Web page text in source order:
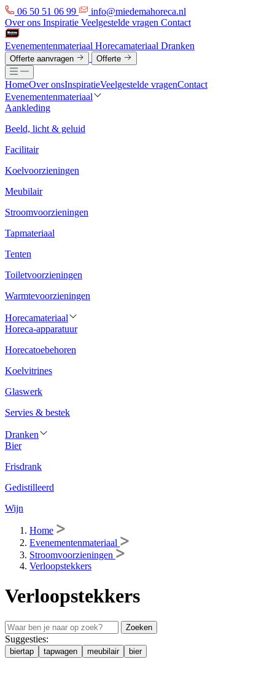
06 50 51 06 99
info@miedemahoreca.nl
Over ons Inspiratie Veelgestelde vragen Contact
Evenementenmateriaal Horecamateriaal Dranken
Offerte aanvragen Offerte
HomeOver onsInspiratieVeelgestelde vragenContact
Evenementenmateriaal
Aankleding
Beeld, licht & geluid
Facilitair
Koelvoorzieningen
Meubilair
Stroomvoorzieningen
Tapmateriaal
Tenten
Toiletvoorzieningen
Warmtevoorzieningen
Horecamateriaal
Horeca-apparatuur
Horecatoebehoren
Koelvitrines
Glaswerk
Servies & bestek
Dranken
Bier
Frisdrank
Gedistilleerd
Wijn
Home
Evenementenmateriaal
Stroomvoorzieningen
Verloopstekkers
Verloopstekkers
Zoeken
Suggesties:
biertap tapwagen meubilair bier